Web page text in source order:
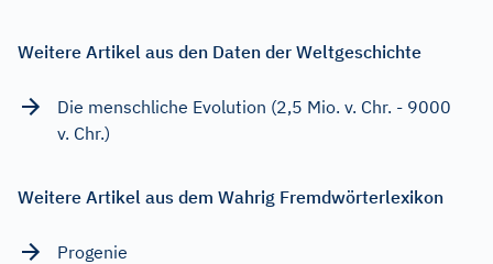
Weitere Artikel aus den Daten der Weltgeschichte
Die menschliche Evolution (2,5 Mio. v. Chr. - 9000
v. Chr.)
Weitere Artikel aus dem Wahrig Fremdwörterlexikon
Progenie